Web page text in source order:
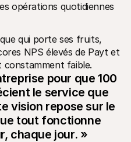
opérations quotidiennes
qui porte ses fruits,
NPS élevés de Payt et
constamment faible.
pour que 100
le service que
vision repose sur le
tout fonctionne
chaque jour. »